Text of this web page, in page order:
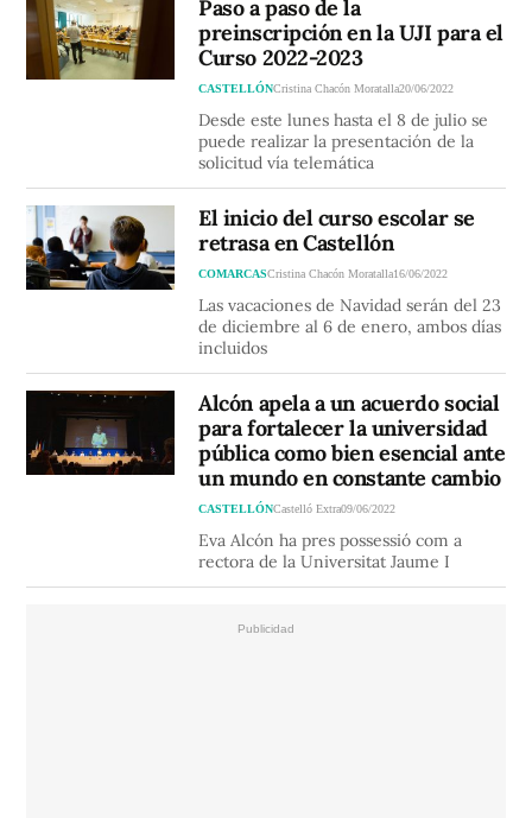
Paso a paso de la
preinscripción en la UJI para el
Curso 2022-2023
CASTELLÓNCristina Chacón Moratalla20/06/2022
Desde este lunes hasta el 8 de julio se
puede realizar la presentación de la
solicitud vía telemática
El inicio del curso escolar se
retrasa en Castellón
COMARCASCristina Chacón Moratalla16/06/2022
Las vacaciones de Navidad serán del 23
de diciembre al 6 de enero, ambos días
incluidos
Alcón apela a un acuerdo social
para fortalecer la universidad
pública como bien esencial ante
un mundo en constante cambio
CASTELLÓNCastelló Extra09/06/2022
Eva Alcón ha pres possessió com a
rectora de la Universitat Jaume I